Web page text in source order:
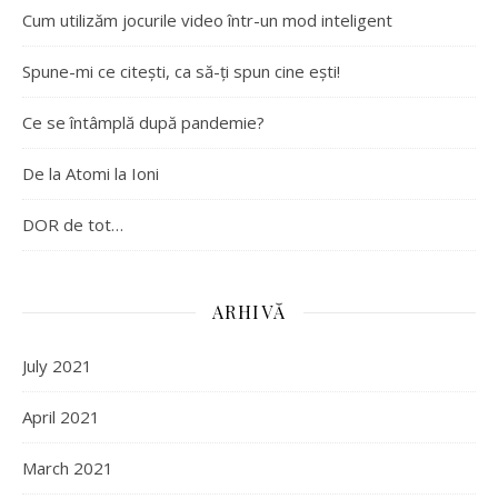
Cum utilizăm jocurile video într-un mod inteligent
Spune-mi ce citești, ca să-ți spun cine ești!
Ce se întâmplă după pandemie?
De la Atomi la Ioni
DOR de tot…
ARHIVĂ
July 2021
April 2021
March 2021